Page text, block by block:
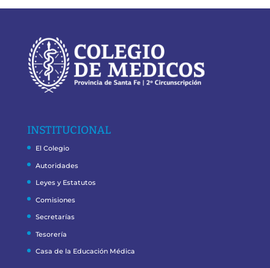
INSTITUCIONAL
El Colegio
Autoridades
Leyes y Estatutos
Comisiones
Secretarías
Tesorería
Casa de la Educación Médica